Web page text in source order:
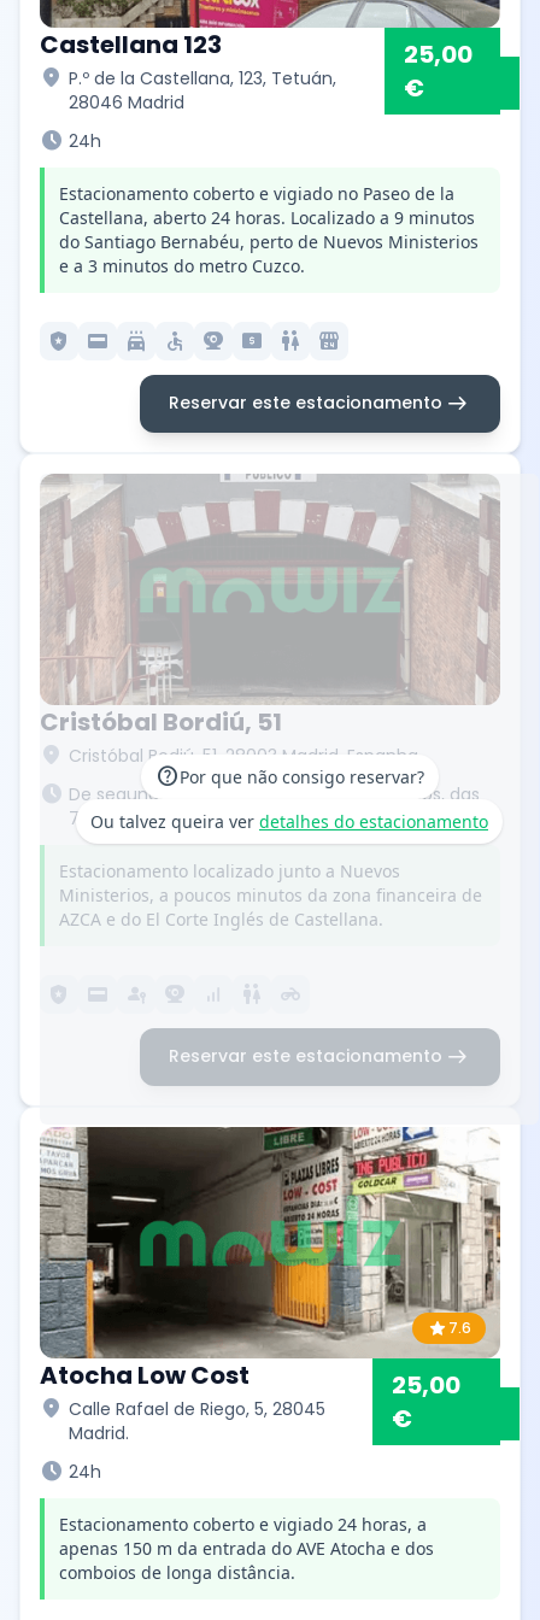
Castellana 123
location_on P.º de la Castellana, 123, Tetuán,
28046 Madrid
25,00
€
schedule 24h
Estacionamento coberto e vigiado no Paseo de la
Castellana, aberto 24 horas. Localizado a 9 minutos
do Santiago Bernabéu, perto de Nuevos Ministerios
e a 3 minutos do metro Cuzco.
local_police credit_card local_car_wash accessible camera_video local_atm wc local_convenience_store
Reservar este estacionamento arrow_right_alt
helpPor que não consigo reservar?
Ou talvez queira ver detalhes do estacionamento
Cristóbal Bordiú, 51
location_on Cristóbal Bodiú, 51, 28003 Madrid, Espanha
schedule De segunda a sexta, das 7h às 23h. Sábados, das
7h às 22h, e domingos e feriados, das 9h às 22h.
Estacionamento localizado junto a Nuevos
Ministerios, a poucos minutos da zona financeira de
AZCA e do El Corte Inglés de Castellana.
local_police credit_card passkey camera_video signal_cellular_alt wc motorcycle
Reservar este estacionamento arrow_right_alt
star7.6
Atocha Low Cost
location_on Calle Rafael de Riego, 5, 28045
Madrid.
25,00
€
schedule 24h
Estacionamento coberto e vigiado 24 horas, a
apenas 150 m da entrada do AVE Atocha e dos
comboios de longa distância.